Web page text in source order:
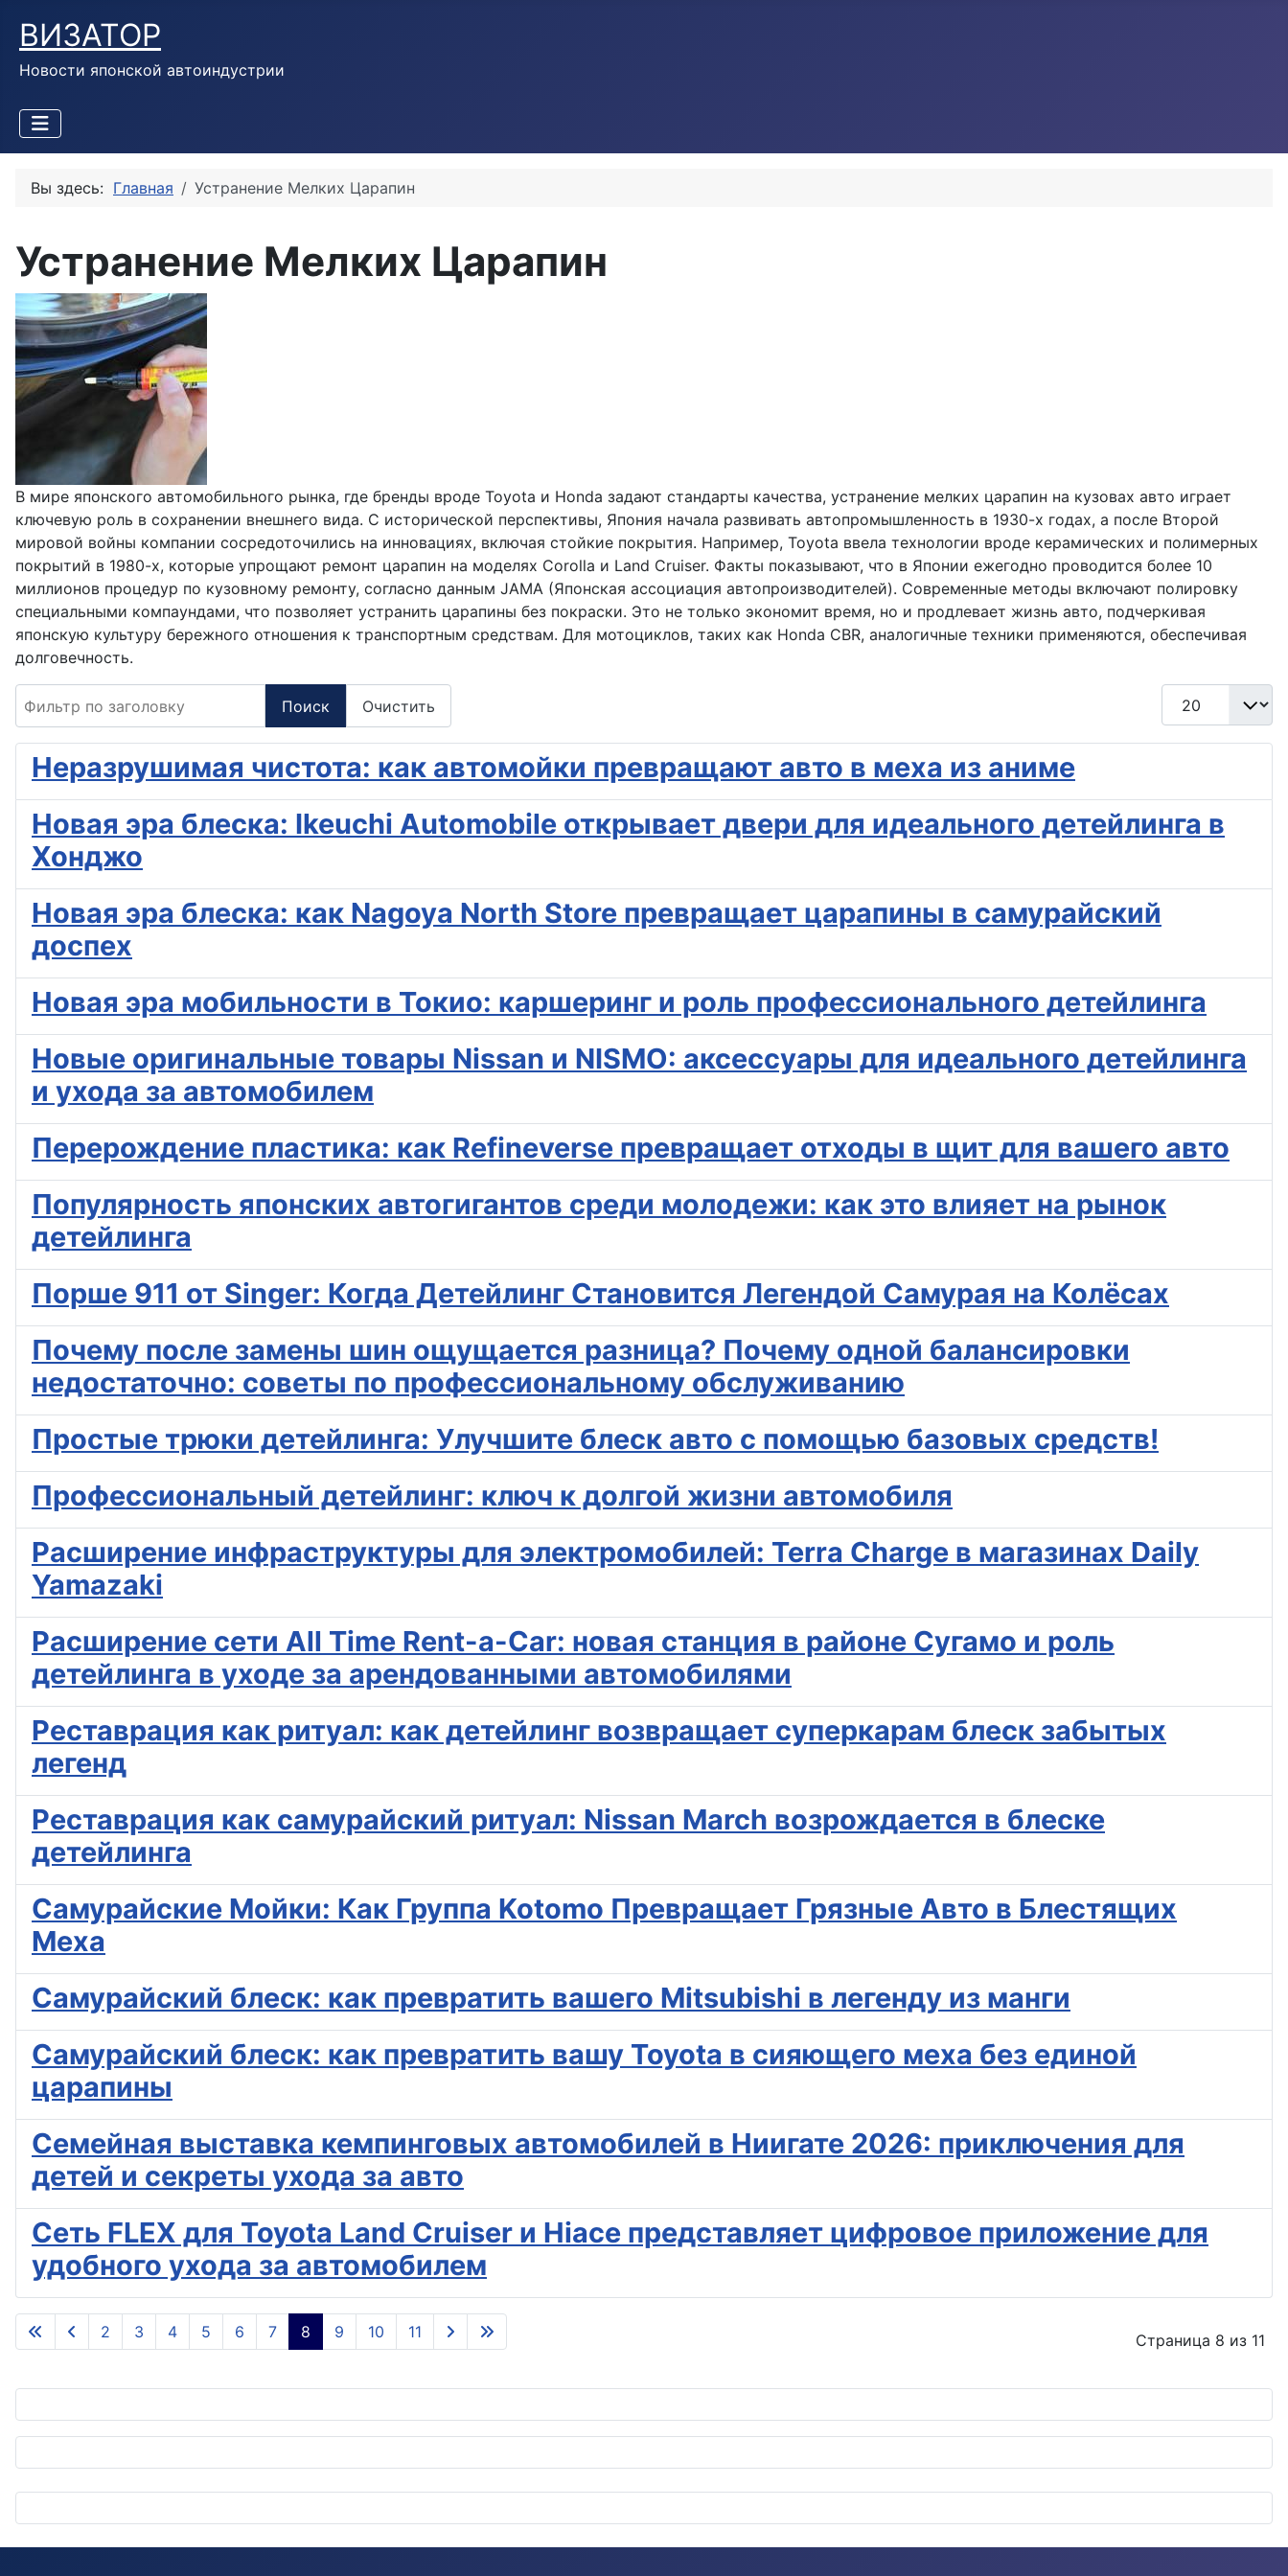
ВИЗАТОР
Новости японской автоиндустрии
Вы здесь: Главная Устранение Мелких Царапин
Устранение Мелких Царапин
В мире японского автомобильного рынка, где бренды вроде Toyota и Honda задают стандарты качества, устранение мелких царапин на кузовах авто играет
ключевую роль в сохранении внешнего вида. С исторической перспективы, Япония начала развивать автопромышленность в 1930-х годах, а после Второй
мировой войны компании сосредоточились на инновациях, включая стойкие покрытия. Например, Toyota ввела технологии вроде керамических и полимерных
покрытий в 1980-х, которые упрощают ремонт царапин на моделях Corolla и Land Cruiser. Факты показывают, что в Японии ежегодно проводится более 10
миллионов процедур по кузовному ремонту, согласно данным JAMA (Японская ассоциация автопроизводителей). Современные методы включают полировку
специальными компаундами, что позволяет устранить царапины без покраски. Это не только экономит время, но и продлевает жизнь авто, подчеркивая
японскую культуру бережного отношения к транспортным средствам. Для мотоциклов, таких как Honda CBR, аналогичные техники применяются, обеспечивая
долговечность.
Поиск Очистить
Кол-во строк:
Неразрушимая чистота: как автомойки превращают авто в меха из аниме
Новая эра блеска: Ikeuchi Automobile открывает двери для идеального детейлинга в
Хонджо
Новая эра блеска: как Nagoya North Store превращает царапины в самурайский
доспех
Новая эра мобильности в Токио: каршеринг и роль профессионального детейлинга
Новые оригинальные товары Nissan и NISMO: аксессуары для идеального детейлинга
и ухода за автомобилем
Перерождение пластика: как Refineverse превращает отходы в щит для вашего авто
Популярность японских автогигантов среди молодежи: как это влияет на рынок
детейлинга
Порше 911 от Singer: Когда Детейлинг Становится Легендой Самурая на Колёсах
Почему после замены шин ощущается разница? Почему одной балансировки
недостаточно: советы по профессиональному обслуживанию
Простые трюки детейлинга: Улучшите блеск авто с помощью базовых средств!
Профессиональный детейлинг: ключ к долгой жизни автомобиля
Расширение инфраструктуры для электромобилей: Terra Charge в магазинах Daily
Yamazaki
Расширение сети All Time Rent-a-Car: новая станция в районе Сугамо и роль
детейлинга в уходе за арендованными автомобилями
Реставрация как ритуал: как детейлинг возвращает суперкарам блеск забытых
легенд
Реставрация как самурайский ритуал: Nissan March возрождается в блеске
детейлинга
Самурайские Мойки: Как Группа Kotomo Превращает Грязные Авто в Блестящих
Меха
Самурайский блеск: как превратить вашего Mitsubishi в легенду из манги
Самурайский блеск: как превратить вашу Toyota в сияющего меха без единой
царапины
Семейная выставка кемпинговых автомобилей в Ниигате 2026: приключения для
детей и секреты ухода за авто
Сеть FLEX для Toyota Land Cruiser и Hiace представляет цифровое приложение для
удобного ухода за автомобилем
Страница 8 из 11
2 3 4 5 6 7 8 9 10 11